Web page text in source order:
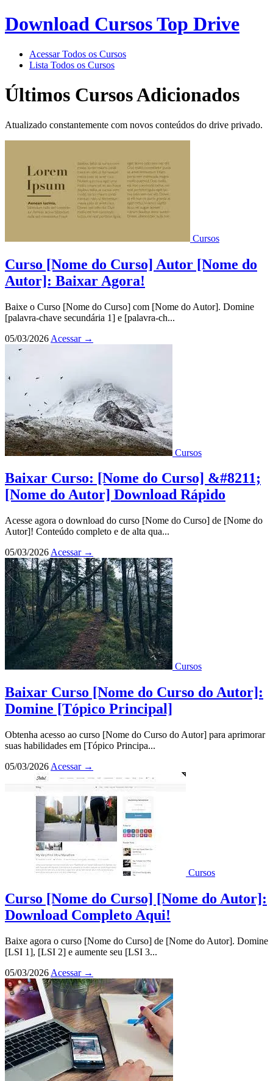
Download Cursos Top Drive
Acessar Todos os Cursos
Lista Todos os Cursos
Últimos Cursos Adicionados
Atualizado constantemente com novos conteúdos do drive privado.
Cursos
Curso [Nome do Curso] Autor [Nome do
Autor]: Baixar Agora!
Baixe o Curso [Nome do Curso] com [Nome do Autor]. Domine
[palavra-chave secundária 1] e [palavra-ch...
05/03/2026 Acessar →
Cursos
Baixar Curso: [Nome do Curso] &#8211;
[Nome do Autor] Download Rápido
Acesse agora o download do curso [Nome do Curso] de [Nome do
Autor]! Conteúdo completo e de alta qua...
05/03/2026 Acessar →
Cursos
Baixar Curso [Nome do Curso do Autor]:
Domine [Tópico Principal]
Obtenha acesso ao curso [Nome do Curso do Autor] para aprimorar
suas habilidades em [Tópico Principa...
05/03/2026 Acessar →
Cursos
Curso [Nome do Curso] [Nome do Autor]:
Download Completo Aqui!
Baixe agora o curso [Nome do Curso] de [Nome do Autor]. Domine
[LSI 1], [LSI 2] e aumente seu [LSI 3...
05/03/2026 Acessar →